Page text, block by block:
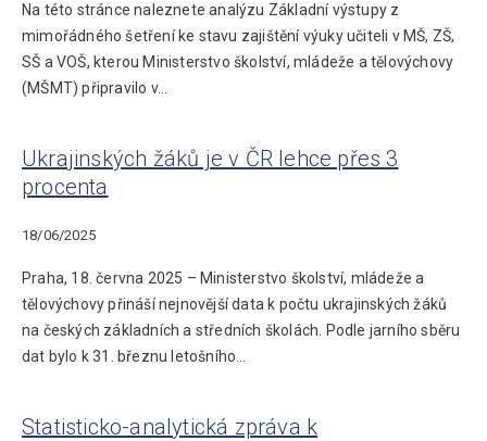
Na této stránce naleznete analýzu Základní výstupy z
mimořádného šetření ke stavu zajištění výuky učiteli v MŠ, ZŠ,
SŠ a VOŠ, kterou Ministerstvo školství, mládeže a tělovýchovy
(MŠMT) připravilo v…
Ukrajinských žáků je v ČR lehce přes 3
procenta
18/06/2025
Praha, 18. června 2025 – Ministerstvo školství, mládeže a
tělovýchovy přináší nejnovější data k počtu ukrajinských žáků
na českých základních a středních školách. Podle jarního sběru
dat bylo k 31. březnu letošního…
Statisticko-analytická zpráva k